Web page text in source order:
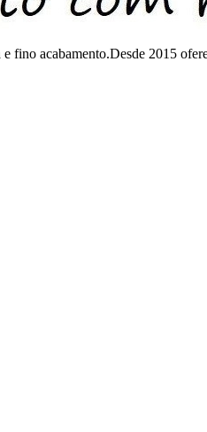
e fino acabamento.Desde 2015